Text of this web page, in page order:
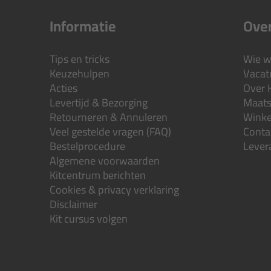
Informatie
Tips en tricks
Keuzehulpen
Acties
Levertijd & Bezorging
Retourneren & Annuleren
Veel gestelde vragen (FAQ)
Bestelprocedure
Algemene voorwaarden
Kitcentrum berichten
Cookies & privacy verklaring
Disclaimer
Kit cursus volgen
Wie
Over